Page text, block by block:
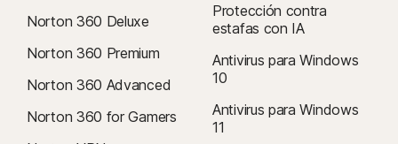
Norton 360 Deluxe
Norton 360 Premium
Norton 360 Advanced
Norton 360 for Gamers
Protección contra
estafas con IA
Antivirus para Windows
10
Antivirus para Windows
11